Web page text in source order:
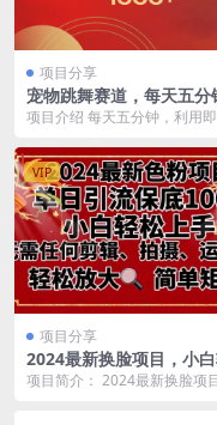
项目分享
宠物跳舞赛道，每天五分
利用AI制作日入1000+
项目介绍 每天五分钟，利用
视频号分成收益...
VIP
项目分享
2024最新换脸项目，小白
上手，单号单月变现3W＋
项目简介： 2024最新换脸项